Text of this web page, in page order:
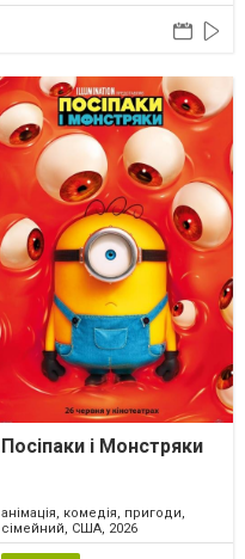
Посіпаки і Монстряки
анімація, комедія, пригоди,
сімейний, США, 2026